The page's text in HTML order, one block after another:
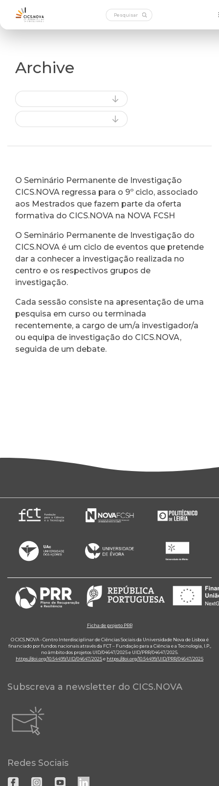
Archive
O Seminário Permanente de Investigação
CICS.NOVA regressa para o 9º ciclo, associado
aos Mestrados que fazem parte da oferta
formativa do CICS.NOVA na NOVA FCSH
O Seminário Permanente de Investigação do
CICS.NOVA é um ciclo de eventos que pretende
dar a conhecer a investigação realizada no
centro e os respectivos grupos de
investigação.
Cada sessão consiste na apresentação de uma
pesquisa em curso ou terminada
recentemente, a cargo de um/a investigador/a
ou equipa de investigação do CICS.NOVA,
seguida de um debate.
Ficha de projeto PRR
O CICS.NOVA - Centro Interdisciplinar de Ciências Sociais da Universidade Nova de Lisboa é
financiado por fundos nacionais através da FCT – Fundação para a Ciência e a Tecnologia, I.P.,
no âmbito dos projetos UID/04647/2025 e UID/PRR/04647/2025.
https://doi.org/10.54499/UID/04647/2025e https://doi.org/10.54499/UID/PRR/04647/2025
Subscreva a newsletter do CICS.NOVA
Redes Sociais